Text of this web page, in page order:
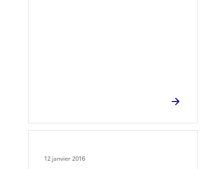
12 janvier 2016